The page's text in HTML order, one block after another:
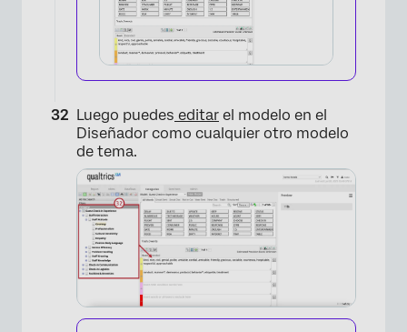
×
Luego puedes editar el modelo en el
Diseñador como cualquier otro modelo
de tema.